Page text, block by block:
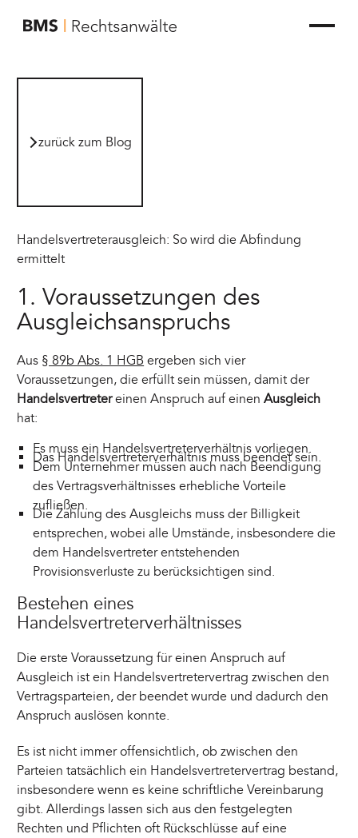
zur Startseite von BMS Rechtsanwälte
zurück zum Blog
Handels­ver­treterausgleich: So wird die Abfindung
ermittelt
1. Voraussetzungen des
Ausgleichsanspruchs
Aus § 89b Abs. 1 HGB ergeben sich vier
Voraussetzungen, die erfüllt sein müssen, damit der
Handelsvertretereinen Anspruch auf einenAusgleich
hat:
Es muss ein Handelsvertreterverhältnis vorliegen.
Das Handelsvertreterverhältnis muss beendet sein.
Dem Unternehmer müssen auch nach Beendigung
des Vertragsverhältnisses erhebliche Vorteile
zufließen.
Die Zahlung des Ausgleichs muss der Billigkeit
entsprechen, wobei alle Umstände, insbesondere die
dem Handelsvertreter entstehenden
Provisionsverluste zu berücksichtigen sind.
Bestehen eines
Handelsvertreterverhältnisses
Die erste Voraussetzung für einen Anspruch auf
Ausgleich ist ein Handelsvertretervertrag zwischen den
Vertragsparteien, der beendet wurde und dadurch den
Anspruch auslösen konnte.
Es ist nicht immer offensichtlich, ob zwischen den
Parteien tatsächlich ein Handelsvertretervertrag bestand,
insbesondere wenn es keine schriftliche Vereinbarung
gibt. Allerdings lassen sich aus den festgelegten
Rechten und Pflichten oft Rückschlüsse auf eine